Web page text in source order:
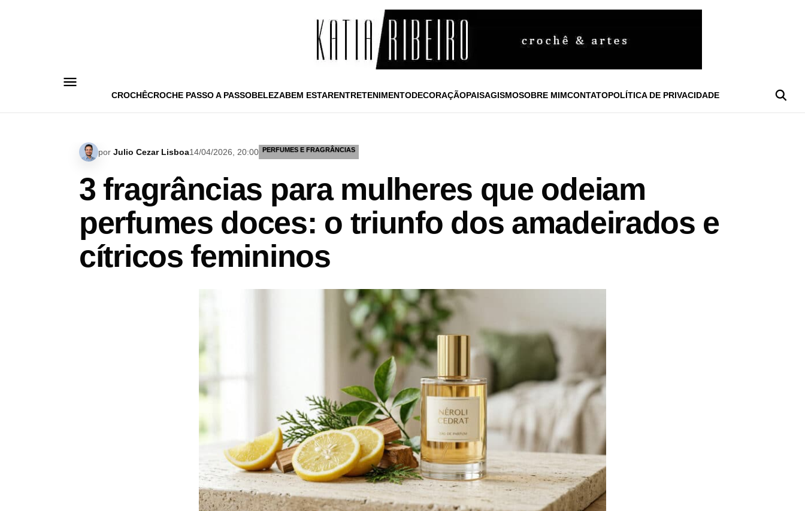
CROCHÊCROCHE PASSO A PASSOBELEZABEM ESTARENTRETENIMENTODECORAÇÃOPAISAGISMOSOBRE MIMCONTATOPOLÍTICA DE PRIVACIDADE
por Julio Cezar Lisboa14/04/2026, 20:00 PERFUMES E FRAGRÂNCIAS
3 fragrâncias para mulheres que odeiam
perfumes doces: o triunfo dos amadeirados e
cítricos femininos